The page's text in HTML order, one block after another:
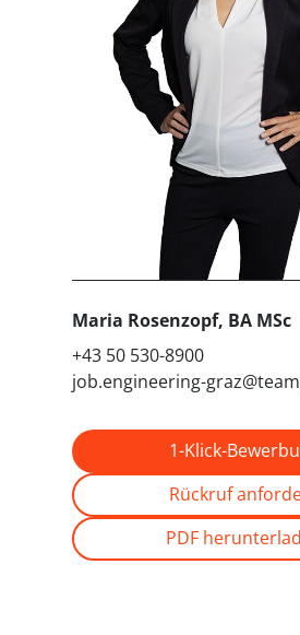
Maria Rosenzopf, BA MSc
+43 50 530-8900
job.engineering-
1-Klick-
Rückruf
PDF